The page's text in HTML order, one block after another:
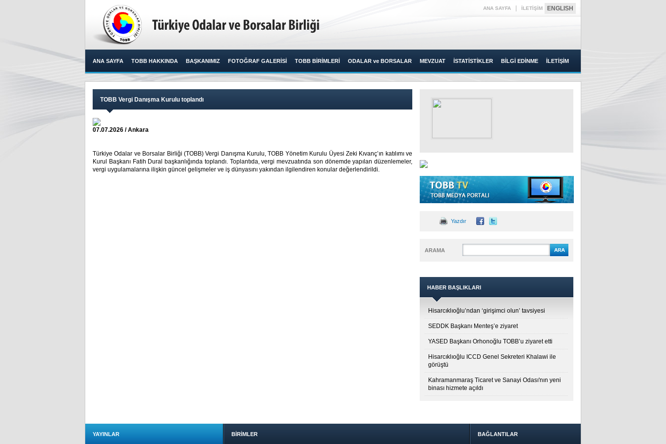
ANA SAYFA İLETİŞİM ENGLISH
ANA SAYFA TOBB HAKKINDA BAŞKANIMIZ FOTOĞRAF GALERİSİ TOBB BİRİMLERİ ODALAR ve BORSALAR MEVZUAT İSTATİSTİKLER BİLGİ EDİNME İLETİŞİM
TOBB Vergi Danışma Kurulu toplandı
07.07.2026 / Ankara
Türkiye Odalar ve Borsalar Birliği (TOBB) Vergi Danışma Kurulu, TOBB Yönetim Kurulu Üyesi Zeki Kıvanç’ın katılımı ve
Kurul Başkanı Fatih Dural başkanlığında toplandı. Toplantıda, vergi mevzuatında son dönemde yapılan düzenlemeler,
vergi uygulamalarına ilişkin güncel gelişmeler ve iş dünyasını yakından ilgilendiren konular değerlendirildi.​
Yazdır
ARAMA
HABER BAŞLIKLARI
Hisarcıklıoğlu’ndan ‘girişimci olun’ tavsiyesi
SEDDK Başkanı Menteş’e ziyaret
YASED Başkanı Orhonoğlu TOBB’u ziyaret etti
Hisarcıklıoğlu ICCD Genel Sekreteri Khalawi ile
görüştü
Kahramanmaraş Ticaret ve Sanayi Odası'nın yeni
binası hizmete açıldı
YAYINLAR BİRİMLER BAĞLANTILAR